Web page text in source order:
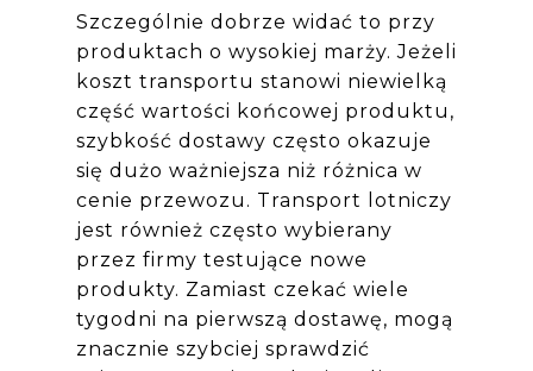
Szczególnie dobrze widać to przy
produktach o wysokiej marży. Jeżeli
koszt transportu stanowi niewielką
część wartości końcowej produktu,
szybkość dostawy często okazuje
się dużo ważniejsza niż różnica w
cenie przewozu. Transport lotniczy
jest również często wybierany
przez firmy testujące nowe
produkty. Zamiast czekać wiele
tygodni na pierwszą dostawę, mogą
znacznie szybciej sprawdzić